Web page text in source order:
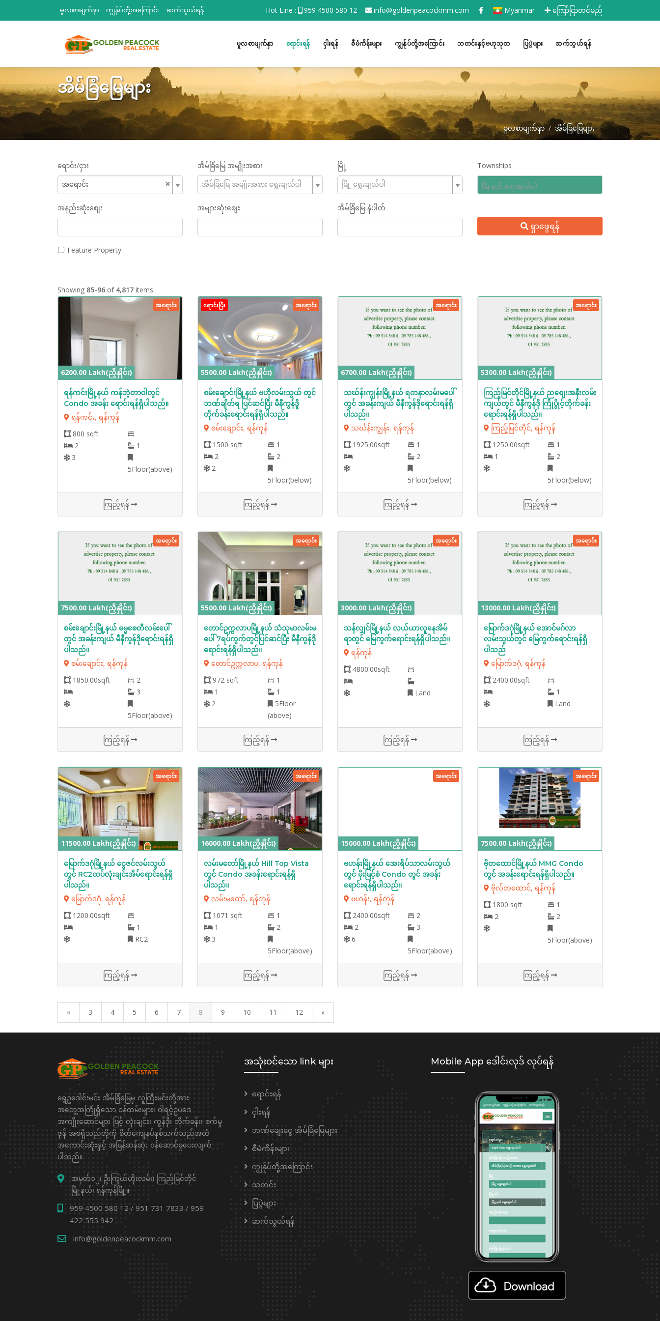
မူလစာမျက်နှာ ကျွန်ုပ်တို့အကြောင်း ဆက်သွယ်ရန် Hot Line : 959 4500 580 12 info@goldenpeacockmm.com Myanmar ကြော်ငြာတင်မည်
မူလစာမျက်နှာ ရောင်းရန် ငှါးရန် စီမံကိန်းများ ကျွန်ုပ်တို့အကြောင်း သတင်းနှင့်ဗဟုသုတ ပြပွဲများ ဆက်သွယ်ရန်
အိမ်ခြံမြေများ
မူလစာမျက်နှာ အိမ်ခြံမြေများ
ရောင်း/ငှား
×
အရောင်း
အိမ်ခြံမြေ အမျိုးအစား
အိမ်ခြံမြေ အမျိုးအစား ရွေးချယ်ပါ
မြို့
မြို့ ရွေးချယ်ပါ
Townships
အနည်းဆုံးစျေး အများဆုံးစျေး အိမ်ခြံမြေ နံပါတ်
ရှာဖွေရန်
Feature Property
Showing 85-96 of 4,817 items.
6200.00 Lakh(ညှိနှိုင်း)
အရောင်း
ရန်ကင်းမြို့နယ် ကန်ဘဲ့တာဝါတွင်
Condo အခန်း ရောင်းရန်ရှိပါသည်။
ရန်ကင်း, ရန်ကုန်
800 sqft
2
1
3
5Floor(above)
ကြည့်ရန်
ရောင်းပြီး
5500.00 Lakh(ညှိနှိုင်း)
အရောင်း
စမ်းချောင်းမြို့နယ် ဗဟိုလမ်းသွယ် တွင်
ဘဏ်ချိတ်ရ ပြင်ဆင်ပြီး မီနီကွန်ဒိူ
တိုက်ခန်းရောင်းရန်ရှိပါသည်။
စမ်းချောင်း, ရန်ကုန်
1500 sqft
1
2
2
2
5Floor(below)
ကြည့်ရန်
6700.00 Lakh(ညှိနှိုင်း)
အရောင်း
သဃ်န်းကျွန်းမြို့နယ် ရတနာလမ်းမပေါ်
တွင် အခန်းကျယ် မီနီကွန်ဒိုရောင်းရန်ရှိ
ပါသည်။
သင်္ဃန်းကျွန်း, ရန်ကုန်
1925.00sqft
1
2
5Floor(below)
ကြည့်ရန်
5300.00 Lakh(ညှိနှိုင်း)
အရောင်း
ကြည့်မြင်တိုင်မြို့နယ် ညစျေးအနီးလမ်း
ကျယ်တွင် မီနီကွန်ဒို ကြိုပွိုင့်တိုက်ခန်း
ရောင်းရန်ရှိပါသည်။
ကြည့်မြင်တိုင်, ရန်ကုန်
1250.00sqft
1
1
2
5Floor(below)
ကြည့်ရန်
7500.00 Lakh(ညှိနှိုင်း)
အရောင်း
စမ်းချောင်းမြို့နယ် ဓမ္မစေတီလမ်းပေါ်
တွင် အခန်းကျယ် မီနီကွန်ဒိုရောင်းရန်ရှိ
ပါသည်။
စမ်းချောင်း, ရန်ကုန်
1850.00sqft
2
3
5Floor(above)
ကြည့်ရန်
5500.00 Lakh(ညှိနှိုင်း)
အရောင်း
တောင်ဥက္ကလာပမြို့နယ် သံသုမာလမ်းမ
ပေါ် 7ရပ်ကွက်တွင်ပြင်ဆင်ပြီး မီနီကွန်ဒို
ရောင်းရန်ရှိပါသည်။
တောင်ဥက္ကလာပ, ရန်ကုန်
972 sqft
1
1
1
2
5Floor
(above)
ကြည့်ရန်
3000.00 Lakh(ညှိနှိုင်း)
အရောင်း
သန်လျှင်မြို့နယ် လယ်ယာလူနေအိမ်
ရာတွင် မြေကွက်ရောင်းရန်ရှိပါသည်။
ရန်ကုန်
4800.00sqft
Land
ကြည့်ရန်
13000.00 Lakh(ညှိနှိုင်း)
အရောင်း
မြောက်ဒဂုံမြို့နယ် အောင်မဂ်လာ
လမ်းသွယ်တွင် မြေကွက်‌ရောင်းရန်ရှိ
ပါသည်
မြောက်ဒဂုံ, ရန်ကုန်
2400.00sqft
1
Land
ကြည့်ရန်
11500.00 Lakh(ညှိနှိုင်း)
အရောင်း
မြောက်ဒဂုံမြို့နယ် ငွေဇင်လမ်းသွယ်
တွင် RC2ထပ်လုံးချင်းအိမ်ရောင်းရန်ရှိ
ပါသည်။
မြောက်ဒဂုံ, ရန်ကုန်
1200.00sqft
1
RC2
ကြည့်ရန်
16000.00 Lakh(ညှိနှိုင်း)
အရောင်း
လမ်းမတော်မြို့နယ် Hill Top Vista
တွင် Condo အခန်းရောင်းရန်ရှိ
ပါသည်။
လမ်းမတော်, ရန်ကုန်
1071 sqft
1
1
2
3
5Floor(above)
ကြည့်ရန်
15000.00 Lakh(ညှိနှိုင်း)
အရောင်း
ဗဟန်းမြို့နယ် အေးရိပ်သာလမ်းသွယ်
တွင် မိုးမြင့်စံ Condo တွင် အခန်း
ရောင်းရန်ရှိပါသည်။
ဗဟန်း, ရန်ကုန်
2400.00sqft
2
2
3
6
5Floor(above)
ကြည့်ရန်
7500.00 Lakh(ညှိနှိုင်း)
အရောင်း
ဗိုတထောင်မြို့နယ် MMG Condo
တွင် အခန်းရောင်းရန်ရှိပါသည်။
ဗိုလ်တထောင်, ရန်ကုန်
1800 sqft
1
2
2
5Floor(above)
ကြည့်ရန်
« 3 4 5 6 7 8 9 10 11 12 »
ရွှေဥဒေါင်းမင်း အိမ်ခြံမြေမှ လူကြီးမင်းတို့အား
အတွေ့အကြုံရှိသော ၀န်ထမ်းများ၊ ဝါရင့်ဥပဒေ
အကျိုးဆောင်များ ဖြင့် လုံးချင်း၊ ကွန်ဒို၊ တိုက်ခန်း၊ စက်မှု
ဇုန် အစရှိသည်တို့ကို စိတ်ကျေနပ်နှစ်သက်သည်အထိ
အကောင်းဆုံးနှင့် အမြန်ဆန်ဆုံး ၀န်ဆောင်မှုပေးလျက်
ပါသည်။
အမှတ်၁၂၊ ဦးကြွယ်ဟိုးလမ်း၊ ကြည့်မြင်တိုင်
မြို့နယ်၊ ရန်ကုန်မြို့။
959 4500 580 12 / 951 731 7833 / 959
422 555 942
info@goldenpeacockmm.com
အသုံးဝင်သော link များ
ရောင်းရန်
ငှါးရန်
ဘဏ်ချေးငွေ အိမ်ခြံမြေများ
စီမံကိန်းများ
ကျွန်ုပ်တို့အကြောင်း
သတင်း
ပြပွဲများ
ဆက်သွယ်ရန်
Mobile App ဒေါင်းလုဒ် လုပ်ရန်